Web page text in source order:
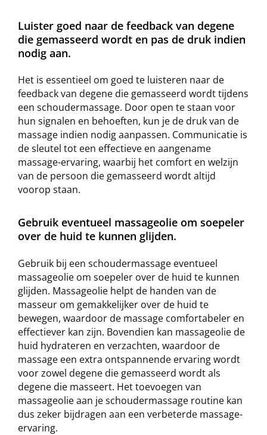
Luister goed naar de feedback van degene
die gemasseerd wordt en pas de druk indien
nodig aan.
Het is essentieel om goed te luisteren naar de
feedback van degene die gemasseerd wordt tijdens
een schoudermassage. Door open te staan voor
hun signalen en behoeften, kun je de druk van de
massage indien nodig aanpassen. Communicatie is
de sleutel tot een effectieve en aangename
massage-ervaring, waarbij het comfort en welzijn
van de persoon die gemasseerd wordt altijd
voorop staan.
Gebruik eventueel massageolie om soepeler
over de huid te kunnen glijden.
Gebruik bij een schoudermassage eventueel
massageolie om soepeler over de huid te kunnen
glijden. Massageolie helpt de handen van de
masseur om gemakkelijker over de huid te
bewegen, waardoor de massage comfortabeler en
effectiever kan zijn. Bovendien kan massageolie de
huid hydrateren en verzachten, waardoor de
massage een extra ontspannende ervaring wordt
voor zowel degene die gemasseerd wordt als
degene die masseert. Het toevoegen van
massageolie aan je schoudermassage routine kan
dus zeker bijdragen aan een verbeterde massage-
ervaring.